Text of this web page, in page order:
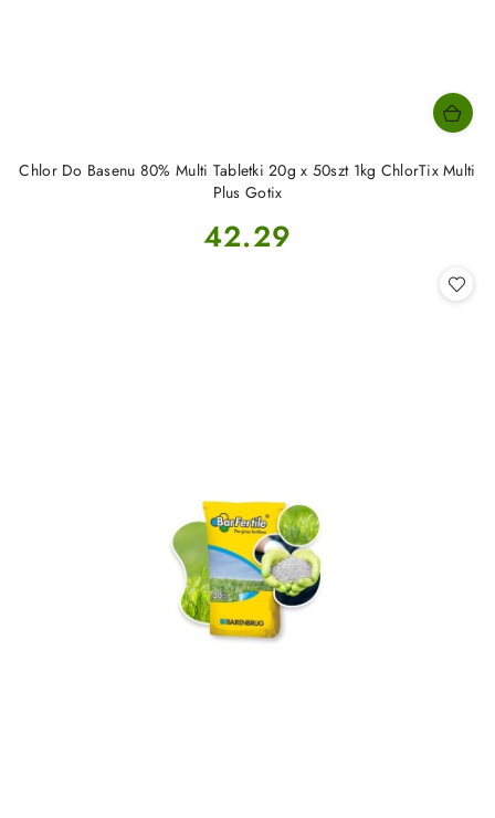
Chlor Do Basenu 80% Multi Tabletki 20g x 50szt 1kg ChlorTix Multi
Plus Gotix
Cena:
42.29